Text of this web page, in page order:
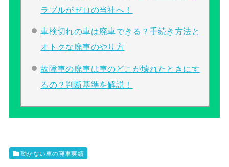
ラブルがゼロの当社へ！
車検切れの車は廃車できる？手続き方法と
オトクな廃車のやり方
故障車の廃車は車のどこが壊れたときにす
るの？判断基準を解説！
動かない車の廃車実績